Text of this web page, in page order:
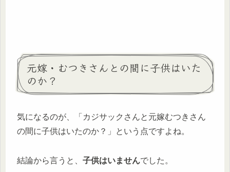
元嫁・むつきさんとの間に子供はいた
のか？
気になるのが、「カジサックさんと元嫁むつきさん
の間に子供はいたのか？」という点ですよね。
結論から言うと、 子供はいませんでした。